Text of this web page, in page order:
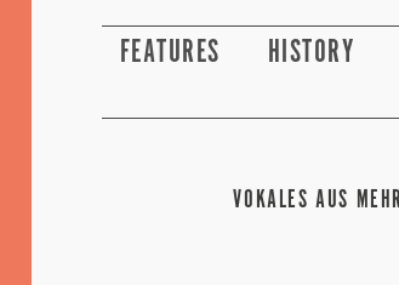
FEATURES HISTORY
VOKALES AUS